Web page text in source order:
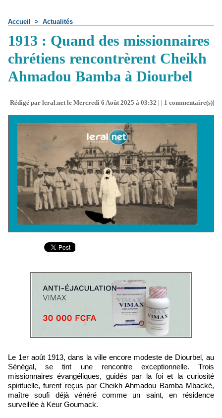
Accueil > Actualités
1913 : Quand des missionnaires
chrétiens rencontrèrent Cheikh
Ahmadou Bamba à Diourbel
Rédigé par leral.net le Mercredi 6 Août 2025 à 03:32 | | 1 commentaire(s)|
Le 1er août 1913, dans la ville encore modeste de Diourbel, au
Sénégal, se tint une rencontre exceptionnelle. Trois
missionnaires évangéliques, guidés par la foi et la curiosité
spirituelle, furent reçus par Cheikh Ahmadou Bamba Mbacké,
maître soufi déjà vénéré comme un saint, en résidence
surveillée à Keur Goumack.